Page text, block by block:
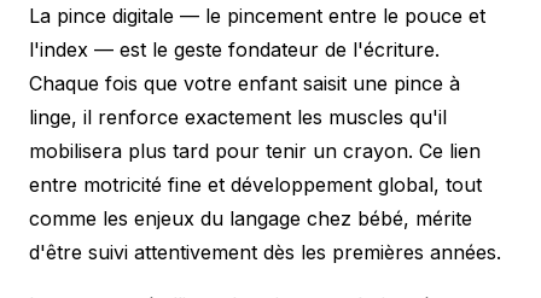
La pince digitale — le pincement entre le pouce et
l'index — est le geste fondateur de l'écriture.
Chaque fois que votre enfant saisit une pince à
linge, il renforce exactement les muscles qu'il
mobilisera plus tard pour tenir un crayon. Ce lien
entre motricité fine et développement global, tout
comme les enjeux du langage chez bébé, mérite
d'être suivi attentivement dès les premières années.